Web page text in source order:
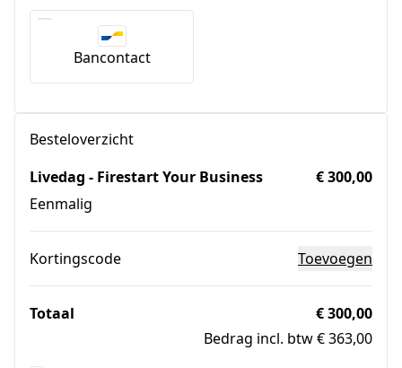
Bancontact
Besteloverzicht
Livedag - Firestart Your Business
Eenmalig
€ 300,00
Kortingscode Toevoegen
Totaal
€ 300,00
Bedrag incl. btw € 363,00